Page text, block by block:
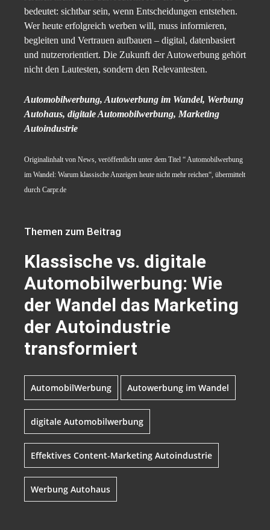
bedeutet: sichtbar sein, wenn Entscheidungen entstehen.
Wer heute erfolgreich werben will, muss informieren,
begleiten und Vertrauen aufbauen – digital, datenbasiert
und nutzerorientiert. Die Zukunft der Autowerbung gehört
nicht den Lautesten, sondern den Relevantesten.
Automobilwerbung, Autowerbung im Wandel, Werbung
Autohaus, digitale Automobilwerbung, Marketing
Autoindustrie
Originalinhalt von News, veröffentlicht unter dem Titel “ Automobilwerbung
im Wandel: Warum klassische Anzeigen heute nicht mehr reichen“, übermittelt
durch Carpr.de
Themen zum Beitrag
Klassische vs. digitale
Automobilwerbung: Wie
der Wandel das Marketing
der Autoindustrie
transformiert
AutomobilWerbung Autowerbung im Wandel
digitale Automobilwerbung
Effektives Content-Marketing Autoindustrie
Werbung Autohaus